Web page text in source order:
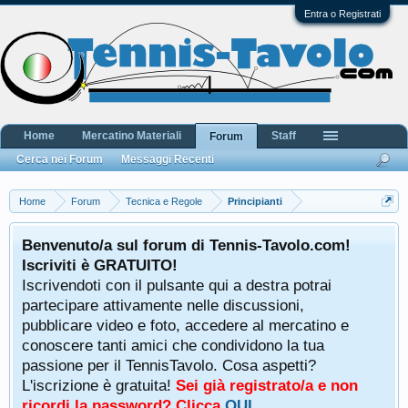
Entra o Registrati
Home Forum Tecnica e Regole Principianti
Benvenuto/a sul forum di Tennis-Tavolo.com!
Iscriviti è GRATUITO!
Iscrivendoti con il pulsante qui a destra potrai
partecipare attivamente nelle discussioni,
pubblicare video e foto, accedere al mercatino e
conoscere tanti amici che condividono la tua
passione per il TennisTavolo. Cosa aspetti?
L'iscrizione è gratuita! Sei già registrato/a e non
Home Mercatino Materiali
Forum
Cerca nei Forum
Messaggi Recenti
Staff